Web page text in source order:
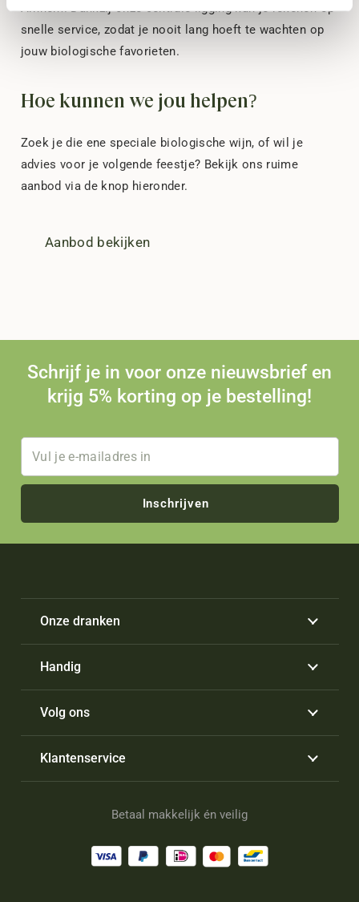
snelle service, zodat je nooit lang hoeft te wachten op
jouw biologische favorieten.
Hoe kunnen we jou helpen?
Zoek je die ene speciale biologische wijn, of wil je
advies voor je volgende feestje? Bekijk ons ruime
aanbod via de knop hieronder.
Aanbod bekijken
Schrijf je in voor onze nieuwsbrief en
krijg 5% korting op je bestelling!
Inschrijven
Onze dranken
Handig
Volg ons
Klantenservice
Betaal makkelijk én veilig